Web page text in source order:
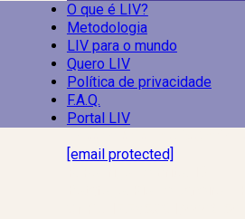
O que é LIV?
Metodologia
LIV para o mundo
Quero LIV
Política de privacidade
F.A.Q.
Portal LIV
[email protected]